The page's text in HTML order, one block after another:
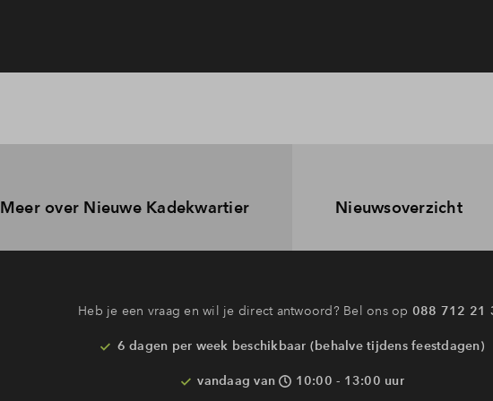
Meer over Nieuwe Kadekwartier Nieuwsoverzicht
Heb je een vraag en wil je direct antwoord? Bel ons op 088 712 21
6 dagen per week beschikbaar (behalve tijdens feestdagen)
vandaag van 10:00 - 13:00 uur